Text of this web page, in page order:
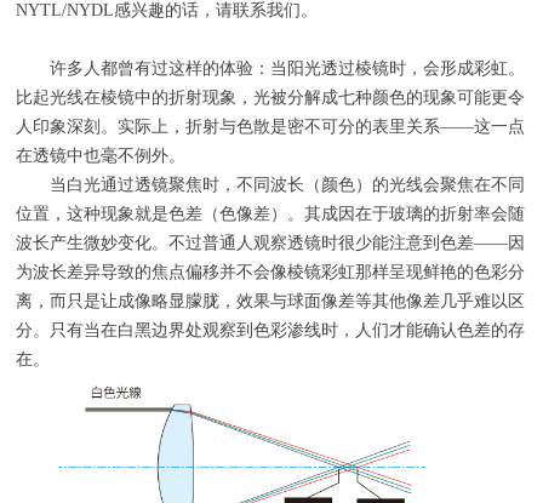
NYTL/NYDL感兴趣的话，请联系我们。
许多人都曾有过这样的体验：当阳光透过棱镜时，会形成彩虹。
比起光线在棱镜中的折射现象，光被分解成七种颜色的现象可能更令
人印象深刻。实际上，折射与色散是密不可分的表里关系——这一点
在透镜中也毫不例外。
当白光通过透镜聚焦时，不同波长（颜色）的光线会聚焦在不同
位置，这种现象就是色差（色像差）。其成因在于玻璃的折射率会随
波长产生微妙变化。不过普通人观察透镜时很少能注意到色差——因
为波长差异导致的焦点偏移并不会像棱镜彩虹那样呈现鲜艳的色彩分
离，而只是让成像略显朦胧，效果与球面像差等其他像差几乎难以区
分。只有当在白黑边界处观察到色彩渗线时，人们才能确认色差的存
在。